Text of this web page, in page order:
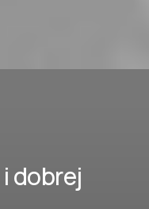
dobrej